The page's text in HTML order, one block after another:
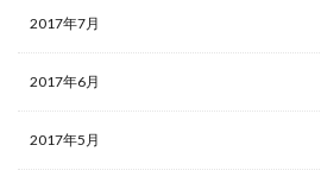
2017年7月
2017年6月
2017年5月